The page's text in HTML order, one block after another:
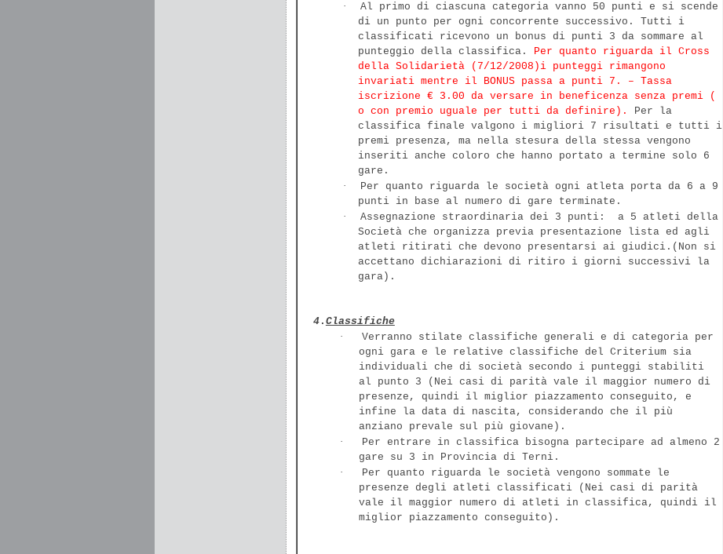
·
Al primo di ciascuna categoria vanno 50 punti e si scende
di un punto per ogni concorrente successivo. Tutti i
classificati ricevono un bonus di punti 3 da sommare al
punteggio della classifica. Per quanto riguarda il Cross
della Solidarietà (7/12/2008)i punteggi rimangono
invariati mentre il BONUS passa a punti 7.
– Tassa
iscrizione € 3.00 da versare in beneficenza senza premi (
o con premio uguale
per tutti da definire).
Per la
classifica finale valgono i migliori 7 risultati e tutti i
premi presenza, ma nella stesura della stessa vengono
inseriti anche coloro che hanno portato a termine solo 6
gare.
·
Per quanto riguarda le società ogni atleta porta da 6 a 9
punti in base al numero di gare terminate.
·
Assegnazione straordinaria dei 3 punti:
a 5 atleti della
Società che organizza previa presentazione lista ed agli
atleti ritirati che devono presentarsi ai giudici.(Non si
accettano dichiarazioni di ritiro i giorni successivi la
gara).
4. Classifiche
·
Verranno stilate classifiche generali e di categoria per
ogni gara e le relative classifiche del Criterium sia
individuali che di società secondo i punteggi stabiliti
al punto 3 (Nei casi di parità vale il maggior numero di
presenze, quindi il miglior piazzamento conseguito, e
infine la data di nascita, considerando che il più
anziano prevale sul più giovane).
·
Per entrare in classifica bisogna partecipare ad almeno 2
gare su 3 in Provincia di Terni.
·
Per quanto riguarda le società vengono sommate le
presenze degli atleti classificati (Nei casi di parità
vale il maggior numero di atleti in classifica, quindi il
miglior piazzamento conseguito).